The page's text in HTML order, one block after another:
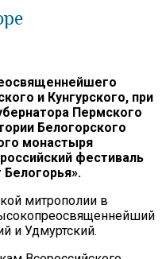
и Кунгурского, при
Пермского
Белогорского
монастыря
фестиваль
Белогорья».
митрополии в
и Удмуртский.